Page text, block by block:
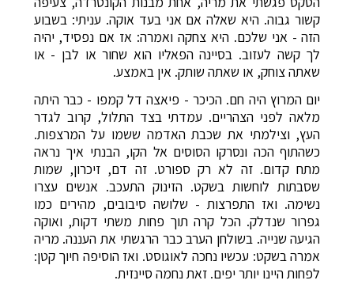
קשור גבוה. היא שאלה אם אני בעד אוקה. עניתי: בשבוע
הזה - אני שלכם. היא צחקה ואמרה: אז אם נפסיד, יהיה
לך קשה לעזוב. בסיינה הפאליו הוא שחור או לבן - או
שאתה צוחק, או שאתה שותק. אין באמצע.
יום המרוץ היה חם. הכיכר - פיאצה דל קמפו - כבר היתה
מלאה לפני הצהריים. עמדתי בצד התלול, קרוב לגדר
העץ, וצילמתי את שכבת האדמה ששמו על המרצפות.
כשהתוף הכה ונסרקו הסוסים אל הקו, הבנתי איך נראה
מתח קדום. זה לא רק ספורט. זה דם, זיכרון, שמות
שסבתות לוחשות בשקט. הזינוק התעכב. אנשים עצרו
נשימה. ואז התפרצות - שלושה סיבובים, מהירים כמו
גפרור שנדלק. הכל קרה תוך פחות משתי דקות, ואוקה
הגיעה שנייה. בשולחן הערב כבר הרגשתי את העננה. מריה
אמרה בשקט: עכשיו נחכה לאוגוסט. ואז הוסיפה חיוך קטן:
לפחות היינו יותר יפים. זאת נחמה סיינזית.